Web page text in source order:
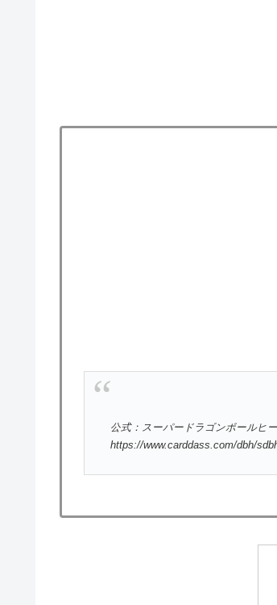
公式：スーパードラゴンボールヒ
https://www.carddass.com/dbh/